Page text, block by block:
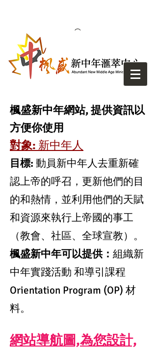
楓盛新中年網站, 提供資訊以
方便你使用
對象: 新中年人
目標: 動員新中年人去重新確
認上帝的呼召，更新他們的目
的和熱情，並利用他們的天賦
和資源來執行上帝國的事工
（教會、社區、全球宣教）。
楓盛新中年可以提供： 組織新
中年實踐活動 和導引課程
Orientation Program (OP) 材
料。
網站導航圖,為您設計,